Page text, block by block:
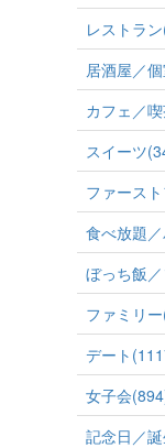
レストラ
居酒屋／
カフェ／
スイーツ
ファース
食べ放題
ぼっち飯
ファミリ
デート
女子会
記念日／